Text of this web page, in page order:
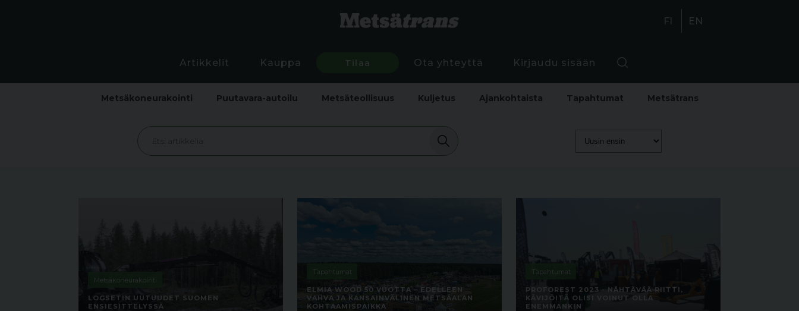
FI EN
Artikkelit Kauppa Tilaa Ota yhteyttä Kirjaudu sisään
Metsäkoneurakointi Puutavara-autoilu Metsäteollisuus Kuljetus Ajankohtaista Tapahtumat Metsätrans
Metsäkoneurakointi
LOGSETIN UUTUUDET SUOMEN
ENSIESITTELYSSÄ
Tapahtumat
ELMIA WOOD 50 VUOTTA – EDELLEEN
VAHVA JA KANSAINVÄLINEN METSÄALAN
KOHTAAMISPAIKKA
Tapahtumat
PROFOREST 2023 - NÄHTÄVÄÄ RIITTI,
KÄVIJÖITÄ OLISI VOINUT OLLA
ENEMMÄNKIN